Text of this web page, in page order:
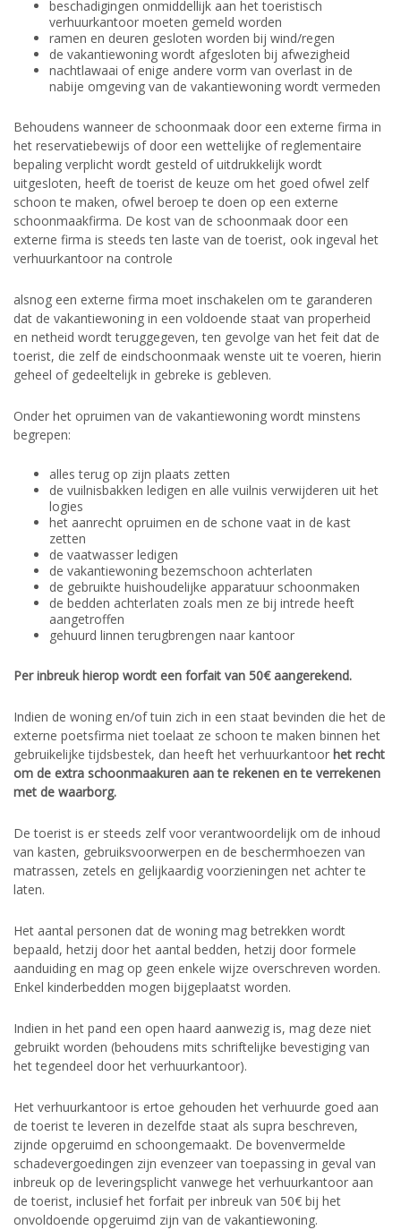
beschadigingen onmiddellijk aan het toeristisch
verhuurkantoor moeten gemeld worden
ramen en deuren gesloten worden bij wind/regen
de vakantiewoning wordt afgesloten bij afwezigheid
nachtlawaai of enige andere vorm van overlast in de
nabije omgeving van de vakantiewoning wordt vermeden
Behoudens wanneer de schoonmaak door een externe firma in
het reservatiebewijs of door een wettelijke of reglementaire
bepaling verplicht wordt gesteld of uitdrukkelijk wordt
uitgesloten, heeft de toerist de keuze om het goed ofwel zelf
schoon te maken, ofwel beroep te doen op een externe
schoonmaakfirma. De kost van de schoonmaak door een
externe firma is steeds ten laste van de toerist, ook ingeval het
verhuurkantoor na controle
alsnog een externe firma moet inschakelen om te garanderen
dat de vakantiewoning in een voldoende staat van properheid
en netheid wordt teruggegeven, ten gevolge van het feit dat de
toerist, die zelf de eindschoonmaak wenste uit te voeren, hierin
geheel of gedeeltelijk in gebreke is gebleven.
Onder het opruimen van de vakantiewoning wordt minstens
begrepen:
alles terug op zijn plaats zetten
de vuilnisbakken ledigen en alle vuilnis verwijderen uit het
logies
het aanrecht opruimen en de schone vaat in de kast
zetten
de vaatwasser ledigen
de vakantiewoning bezemschoon achterlaten
de gebruikte huishoudelijke apparatuur schoonmaken
de bedden achterlaten zoals men ze bij intrede heeft
aangetroffen
gehuurd linnen terugbrengen naar kantoor
Per inbreuk hierop wordt een forfait van 50€ aangerekend.
Indien de woning en/of tuin zich in een staat bevinden die het de
externe poetsfirma niet toelaat ze schoon te maken binnen het
gebruikelijke tijdsbestek, dan heeft het verhuurkantoor het recht
om de extra schoonmaakuren aan te rekenen en te verrekenen
met de waarborg.
De toerist is er steeds zelf voor verantwoordelijk om de inhoud
van kasten, gebruiksvoorwerpen en de beschermhoezen van
matrassen, zetels en gelijkaardig voorzieningen net achter te
laten.
Het aantal personen dat de woning mag betrekken wordt
bepaald, hetzij door het aantal bedden, hetzij door formele
aanduiding en mag op geen enkele wijze overschreven worden.
Enkel kinderbedden mogen bijgeplaatst worden.
Indien in het pand een open haard aanwezig is, mag deze niet
gebruikt worden (behoudens mits schriftelijke bevestiging van
het tegendeel door het verhuurkantoor).
Het verhuurkantoor is ertoe gehouden het verhuurde goed aan
de toerist te leveren in dezelfde staat als supra beschreven,
zijnde opgeruimd en schoongemaakt. De bovenvermelde
schadevergoedingen zijn evenzeer van toepassing in geval van
inbreuk op de leveringsplicht vanwege het verhuurkantoor aan
de toerist, inclusief het forfait per inbreuk van 50€ bij het
onvoldoende opgeruimd zijn van de vakantiewoning.